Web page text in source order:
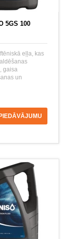
5GS 100
eļļa, kas
gaisa
un